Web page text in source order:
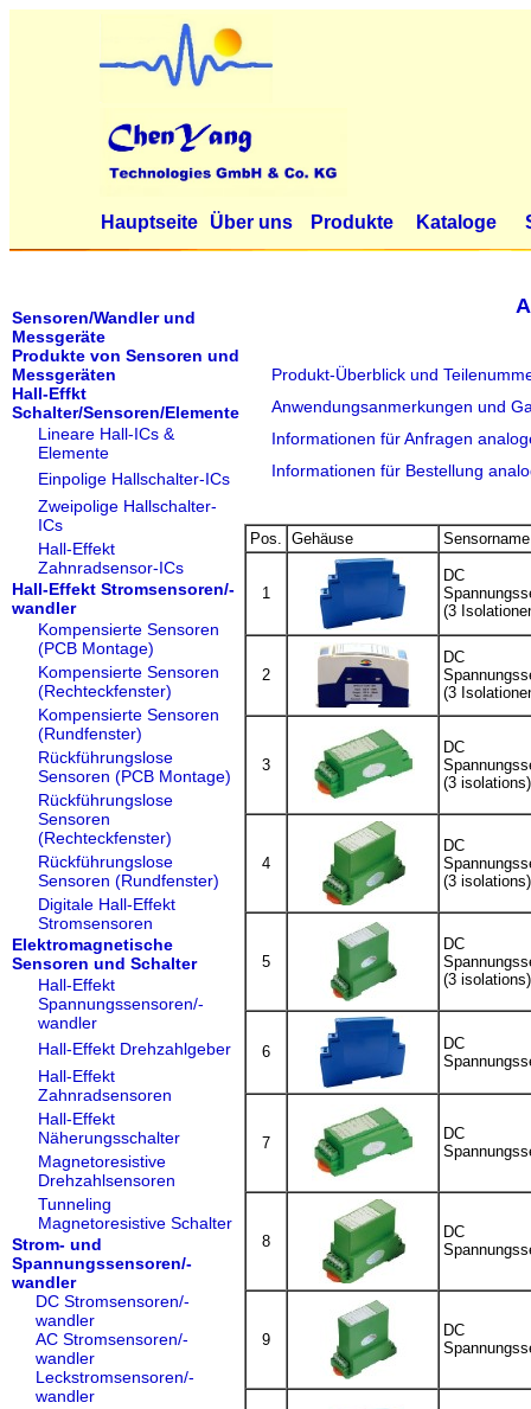
Hauptseite Über uns Produkte Kataloge
Sensoren/Wandler und
Messgeräte
Produkte von Sensoren und
Messgeräten
Hall-Effkt
Schalter/Sensoren/Elemente
Lineare Hall-ICs &
Elemente
Einpolige Hallschalter-ICs
Zweipolige Hallschalter-
ICs
Hall-Effekt
Zahnradsensor-ICs
Hall-Effekt Stromsensoren/-
wandler
Kompensierte Sensoren
(PCB Montage)
Kompensierte Sensoren
(Rechteckfenster)
Kompensierte Sensoren
(Rundfenster)
Rückführungslose
Sensoren (PCB Montage)
Rückführungslose
Sensoren
(Rechteckfenster)
Rückführungslose
Sensoren (Rundfenster)
Digitale Hall-Effekt
Stromsensoren
Elektromagnetische
Sensoren und Schalter
Hall-Effekt
Spannungssensoren/-
wandler
Hall-Effekt Drehzahlgeber
Hall-Effekt
Zahnradsensoren
Hall-Effekt
Näherungsschalter
Magnetoresistive
Drehzahlsensoren
Tunneling
Magnetoresistive Schalter
Strom- und
Spannungssensoren/-
wandler
DC Stromsensoren/-
wandler
AC Stromsensoren/-
wandler
Leckstromsensoren/-
wandler
Produkt-Überblick und
Anwendungsanmerkungen und
Informationen für Anfragen
Informationen für Bestellung
Pos. Gehäuse Sensorname
1
DC
(3
2
DC
(3
3
DC
(3 isolations)
4
DC
(3 isolations)
5
DC
(3 isolations)
6
DC
7
DC
8
DC
9
DC